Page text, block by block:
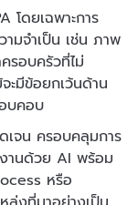
โดยเฉพาะการ
มจำเป็น เช่น ภาพ
รอบครัวที่ไม่
ะมีข้อยกเว้นด้าน
บคอบ
เจน ครอบคลุมการ
านด้วย AI พร้อม
หรือ